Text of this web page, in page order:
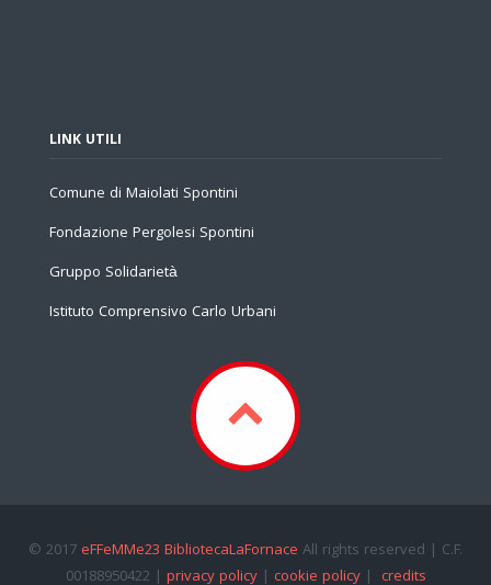
LINK UTILI
Comune di Maiolati Spontini
Fondazione Pergolesi Spontini
Gruppo Solidarietà
Istituto Comprensivo Carlo Urbani
© 2017 eFFeMMe23 BibliotecaLaFornace All rights reserved | C.F.
00188950422 | privacy policy| cookie policy| credits